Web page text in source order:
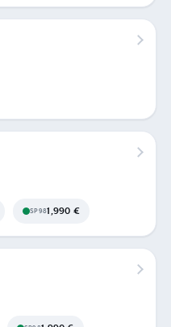
SP981,990 €